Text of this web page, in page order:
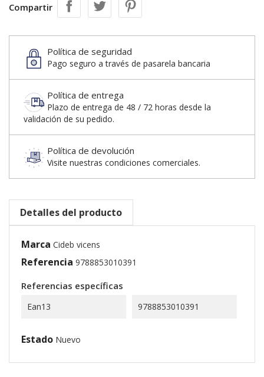
Compartir
Política de seguridad
Pago seguro a través de pasarela bancaria
Política de entrega
Plazo de entrega de 48 / 72 horas desde la
validación de su pedido.
Política de devolución
Visite nuestras condiciones comerciales.
Detalles del producto
Marca Cideb vicens
Referencia 9788853010391
Referencias específicas
Ean13 9788853010391
Estado Nuevo